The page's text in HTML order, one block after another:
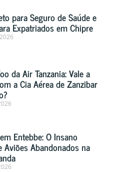
para Seguro de Saúde e
Expatriados em Chipre
da Air Tanzania: Vale a
a Cia Aérea de Zanzibar
Entebbe: O Insano
Aviões Abandonados na